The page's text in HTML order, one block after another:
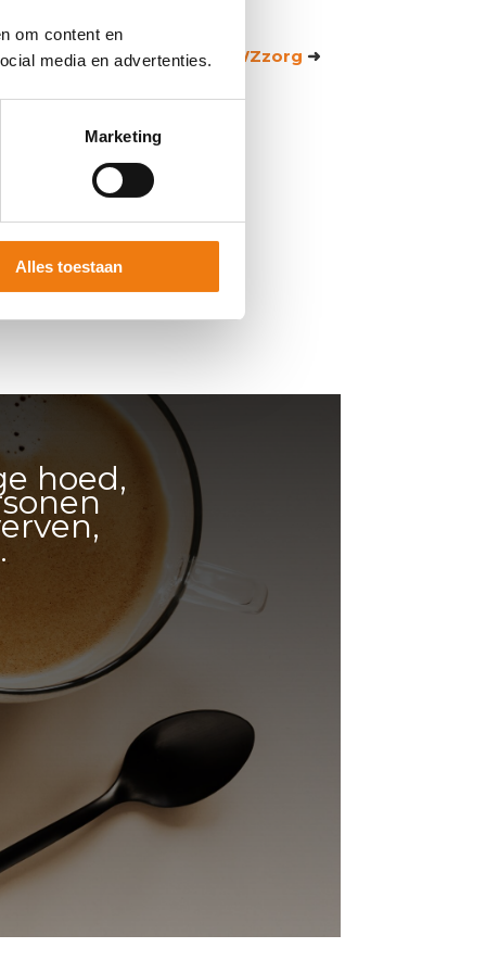
om content en
media en advertenties.
Marketing
Alles toestaan
lezen?
naar de klantcase van SWZzorg ➜
hoed,